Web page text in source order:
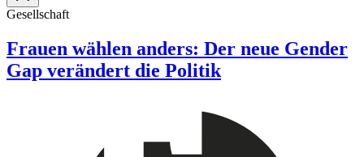
Gesellschaft
Frauen wählen anders: Der neue Gender
Gap verändert die Politik